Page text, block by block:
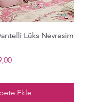
Lüks Nevresim
Fiyat
Ekle